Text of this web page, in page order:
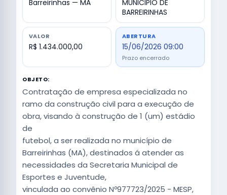
Barreirinhas — MA
MUNICIPIO DE
BARREIRINHAS
VALOR
R$ 1.434.000,00
ABERTURA
15/06/2026 09:00
Prazo encerrado
OBJETO:
Contratação de empresa especializada no
ramo da construção civil para a execução de
obra, visando à construção de 1 (um) estádio
de
futebol, a ser realizada no município de
Barreirinhas (MA), destinados á atender as
necessidades da Secretaria Municipal de
Esportes e Juventude,
vinculada ao convênio Nº977723/2025 - MESP,